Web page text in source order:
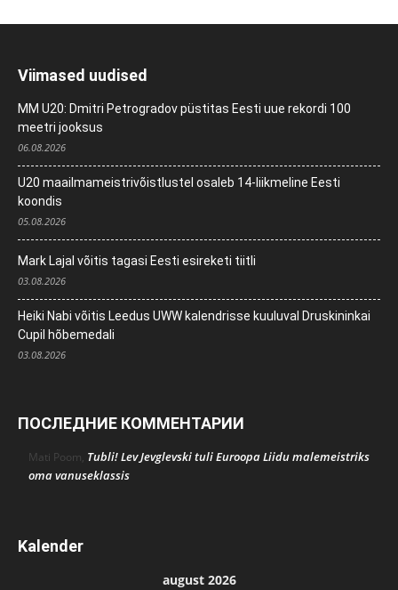
Viimased uudised
MM U20: Dmitri Petrogradov püstitas Eesti uue rekordi 100
meetri jooksus
06.08.2026
U20 maailmameistrivõistlustel osaleb 14-liikmeline Eesti
koondis
05.08.2026
Mark Lajal võitis tagasi Eesti esireketi tiitli
03.08.2026
Heiki Nabi võitis Leedus UWW kalendrisse kuuluval Druskininkai
Cupil hõbemedali
03.08.2026
ПОСЛЕДНИЕ КОММЕНТАРИИ
Mati Poom, Tubli! Lev Jevglevski tuli Euroopa Liidu malemeistriks
oma vanuseklassis
Kalender
august 2026